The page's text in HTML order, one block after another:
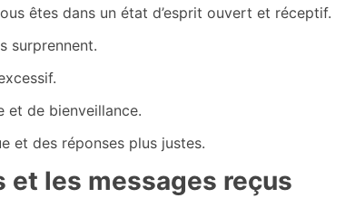
êtes dans un état d’esprit ouvert et réceptif.
surprennent.
et de bienveillance.
et des réponses plus justes.
et les messages reçus